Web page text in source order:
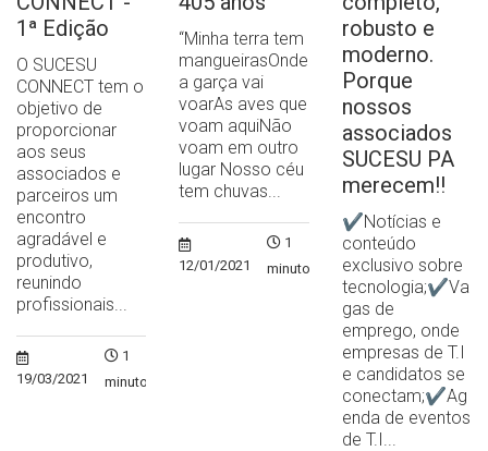
1ª Edição
O SUCESU
CONNECT tem o
objetivo de
proporcionar
aos seus
associados e
parceiros um
encontro
agradável e
produtivo,
reunindo
profissionais...
19/03/2021
1
minuto
“Minha terra tem
mangueirasOnde
a garça vai
voarAs aves que
voam aquiNão
voam em outro
lugar Nosso céu
tem chuvas...
12/01/2021
1
minuto
robusto e
moderno.
Porque
nossos
associados
SUCESU PA
merecem!!
✔Notícias e
conteúdo
exclusivo sobre
tecnologia;✔Va
gas de
emprego, onde
empresas de T.I
e candidatos se
conectam;✔Ag
enda de eventos
de T.I...